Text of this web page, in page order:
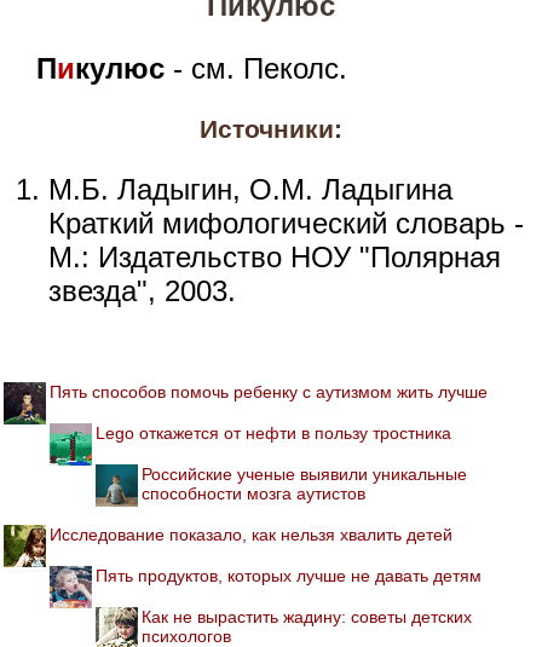
Пикулюс - см. Пеколс.
Источники:
М.Б. Ладыгин, О.М. Ладыгина
Краткий мифологический словарь -
М.: Издательство НОУ "Полярная
звезда", 2003.
Пять способов помочь ребенку с аутизмом жить лучше
Lego откажется от нефти в пользу тростника
Российские ученые выявили уникальные
способности мозга аутистов
Исследование показало, как нельзя хвалить детей
Пять продуктов, которых лучше не давать детям
Как не вырастить жадину: советы детских
психологов